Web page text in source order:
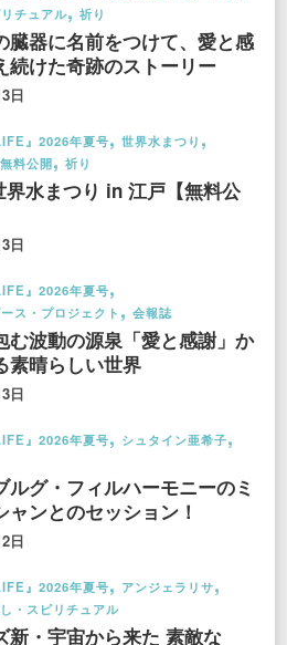
チュアル
祈り
臓器に名前をつけて、愛と感
続けた奇跡のストーリー
日
』2026年夏号
世界水まつり
無料公開 祈り
界水まつり in 江戸【無料公
日
』2026年夏号
ス・プロジェクト
会報誌
む波動の源泉「愛と感謝」か
素晴らしい世界
日
』2026年夏号
シュタイン亜希子
ルグ・フィルハーモニーのミ
ャンとのセッション！
日
』2026年夏号
アンジェラリサ
・スピリチュアル
新・宇宙から来た 素敵な